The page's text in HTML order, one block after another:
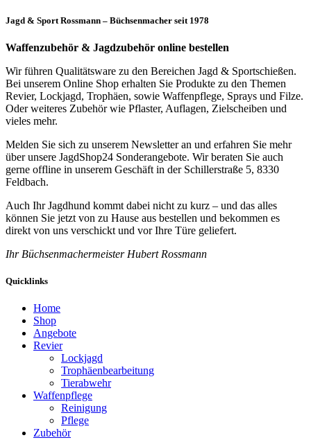
€ 2790,00€ 2200,00.
Jagd & Sport Rossmann – Büchsenmacher seit 1978
Waffenzubehör & Jagdzubehör online bestellen
Wir führen Qualitätsware zu den Bereichen Jagd & Sportschießen.
Bei unserem Online Shop erhalten Sie Produkte zu den Themen
Revier, Lockjagd, Trophäen, sowie Waffenpflege, Sprays und Filze.
Oder weiteres Zubehör wie Pflaster, Auflagen, Zielscheiben und
vieles mehr.
Melden Sie sich zu unserem Newsletter an und erfahren Sie mehr
über unsere JagdShop24 Sonderangebote. Wir beraten Sie auch
gerne offline in unserem Geschäft in der Schillerstraße 5, 8330
Feldbach.
Auch Ihr Jagdhund kommt dabei nicht zu kurz – und das alles
können Sie jetzt von zu Hause aus bestellen und bekommen es
direkt von uns verschickt und vor Ihre Türe geliefert.
Ihr Büchsenmachermeister Hubert Rossmann
Quicklinks
Home
Shop
Angebote
Revier
Lockjagd
Trophäenbearbeitung
Tierabwehr
Waffenpflege
Reinigung
Pflege
Zubehör